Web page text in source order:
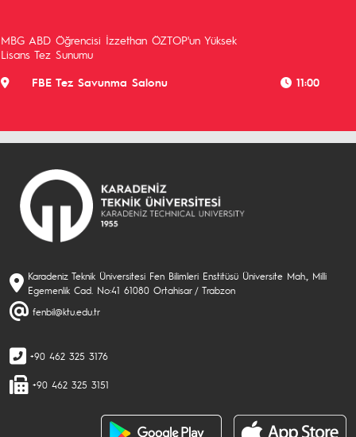
MBG ABD Öğrencisi İzzethan ÖZTOP'un Yüksek
Lisans Tez Sunumu
FBE Tez Savunma Salonu
11:00
Karadeniz Teknik Üniversitesi Fen Bilimleri Enstitüsü Üniversite Mah., Milli
Egemenlik Cad. No:41 61080 Ortahisar / Trabzon
fenbil@ktu.edu.tr
+90 462 325 3176
+90 462 325 3151